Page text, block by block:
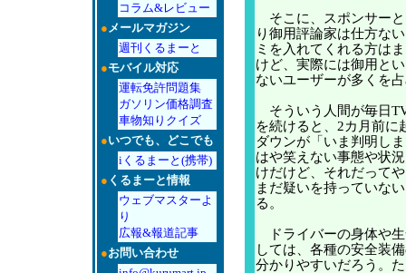
コラム&レビュー
●メールマガジン
週刊くるまーと
●モバイル対応
運転免許問題集
ガソリン価格調査
車物知りクイズ
●いつでも、どこでも
iくるまーと(携帯)
● くるまーと情報
ウェブマスターよ
り
広報&報道記事
●お問い合わせ
そこに、スポンサー
り御用評論家は仕方な
ミを入れてくれる方は
けど、実際には御用と
ないユーザーが多くを
そういう人間が毎日
を続けると、2カ月前に
ダウンが「いま判明し
はや笑えない事態や状
けだけど、それだって
まだ疑いを持っていな
る。
ドライバーの身体や
しては、各種の安全装
分かりやすいだろう。